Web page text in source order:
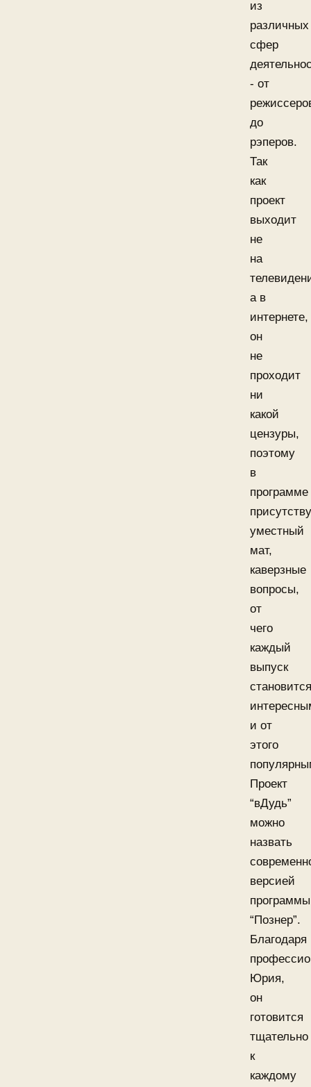
из
различных
сфер
- от
до
рэперов.
Так
как
проект
выходит
не
на
а в
интернете,
он
не
проходит
ни
какой
цензуры,
поэтому
в
программе
уместный
мат,
каверзные
вопросы,
от
чего
каждый
выпуск
становится
и от
этого
Проект
“вДудь”
можно
назвать
версией
программы
“Познер”.
Благодаря
Юрия,
он
готовится
тщательно
к
каждому